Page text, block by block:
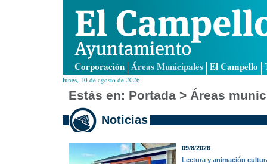
Corporación Áreas Municipales El Campello
lunes, 10 de agosto de 2026
Estás en: Portada > Áreas
Noticias
09/8/2026
Lectura y animación